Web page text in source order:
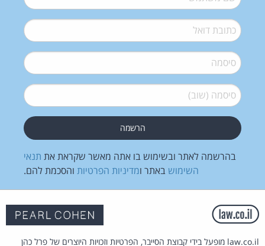
דואל*
סיסמה*
סיסמה (שוב)*
בהרשמה לאתר ובשימוש בו אתה מאשר שקראת את תנאי
השימוש באתר ומדיניות הפרטיות והסכמת להם.
law.co.il מופעל בידי קבוצת הסייבר, הפרטיות וזכויות היוצרים של פרל כהן